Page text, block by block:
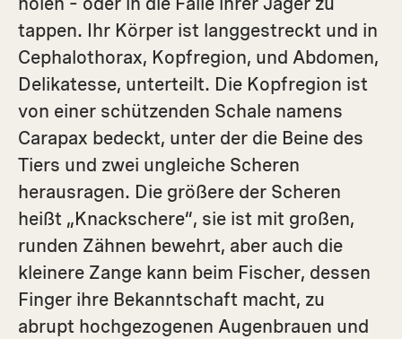
tappen. Ihr Körper ist langgestreckt und in
Cephalothorax, Kopfregion, und Abdomen,
Delikatesse, unterteilt. Die Kopfregion ist
von einer schützenden Schale namens
Carapax bedeckt, unter der die Beine des
Tiers und zwei ungleiche Scheren
herausragen. Die größere der Scheren
heißt „Knackschere“, sie ist mit großen,
runden Zähnen bewehrt, aber auch die
kleinere Zange kann beim Fischer, dessen
Finger ihre Bekanntschaft macht, zu
abrupt hochgezogenen Augenbrauen und